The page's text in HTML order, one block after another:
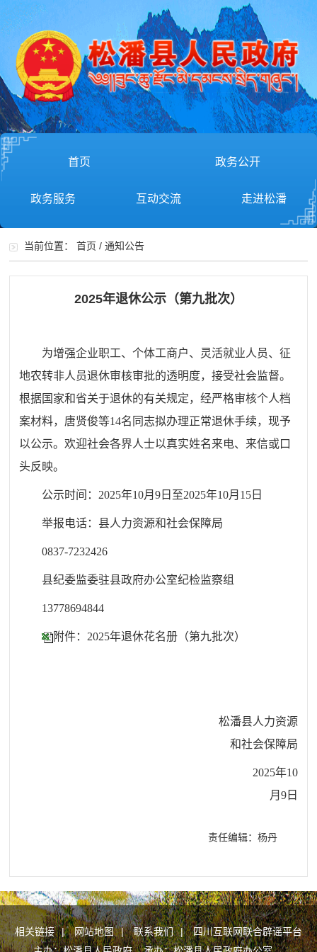
首页 政务公开
政务服务 互动交流 走进松潘
当前位置：首页 /通知公告
2025年退休公示（第九批次）
为增强企业职工、个体工商户、灵活就业人员、征
地农转非人员退休审核审批的透明度，接受社会监督。
根据国家和省关于退休的有关规定，经严格审核个人档
案材料，唐贤俊等14名同志拟办理正常退休手续，现予
以公示。欢迎社会各界人士以真实姓名来电、来信或口
头反映。
公示时间：2025年10月9日至2025年10月15日
举报电话：县人力资源和社会保障局
0837-7232426
县纪委监委驻县政府办公室纪检监察组
13778694844
附件：2025年退休花名册（第九批次）
松潘县人力资源
和社会保障局
2025年10
月9日
责任编辑：杨丹
相关链接 | 网站地图 | 联系我们 |
四川互联网联合辟谣平台